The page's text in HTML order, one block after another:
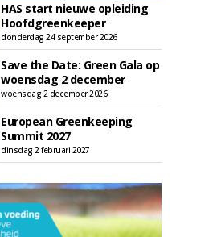
HAS start nieuwe opleiding
Hoofdgreenkeeper
donderdag 24 september 2026
Save the Date: Green Gala op
woensdag 2 december
woensdag 2 december 2026
European Greenkeeping
Summit 2027
dinsdag 2 februari 2027